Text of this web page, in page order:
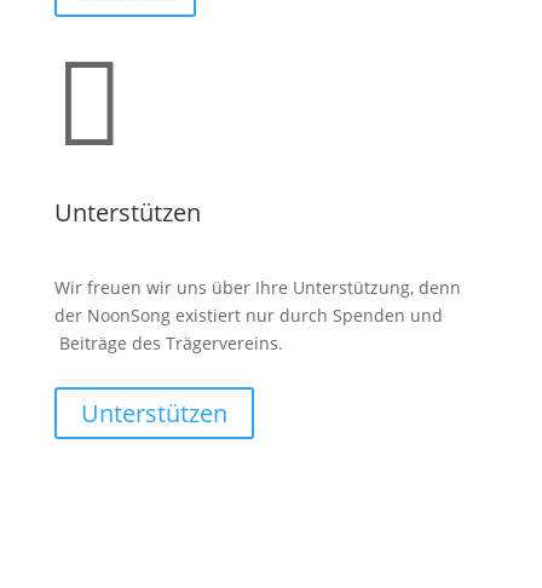

Unterstützen
Wir freuen wir uns über Ihre Unterstützung, denn
der NoonSong existiert nur durch Spenden und
Beiträge des Trägervereins.
Unterstützen